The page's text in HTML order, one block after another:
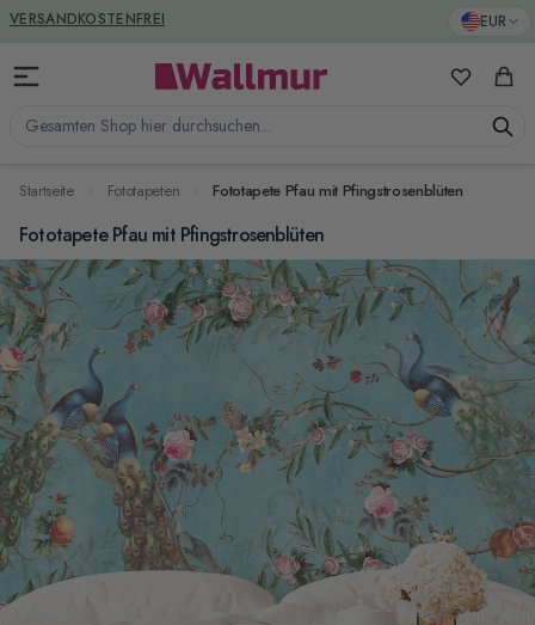
Zum Inhalt springen EUR
Gesamten Shop hier durchsuchen...
Meine
VERSANDKOSTENFREI
GREENGUARD ZERTIFIZIERT
Startseite Fototapeten Fototapete Pfau mit Pfingstrosenblüten
Fototapete Pfau mit Pfingstrosenblüten